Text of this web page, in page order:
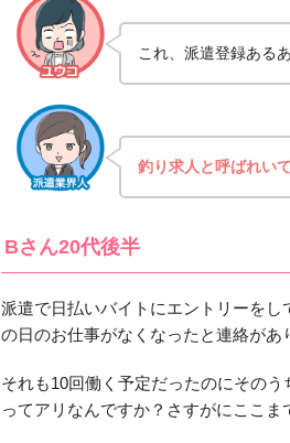
これ、派遣登録ある
釣り求人と呼ばれい
Bさん20代後半
派遣で日払いバイトにエントリーを
の日のお仕事がなくなったと連絡があ
それも10回働く予定だったのにその
ってアリなんですか？さすがにここ